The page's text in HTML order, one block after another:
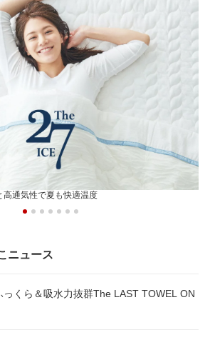
通気性で夏も快適温度
ニュース
くら＆吸水力抜群The LAST TOWEL ON